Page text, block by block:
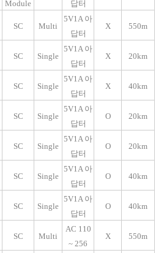
Module
답터
SC Multi
5V1A 아
답터
X 550m
SC Single
5V1A 아
답터
X 20km
SC Single
5V1A 아
답터
X 40km
SC Single
5V1A 아
답터
O 20km
SC Single
5V1A 아
답터
O 20km
SC Single
5V1A 아
답터
O 40km
SC Single
5V1A 아
답터
O 40km
SC Multi
AC 110
~ 256
X 550m